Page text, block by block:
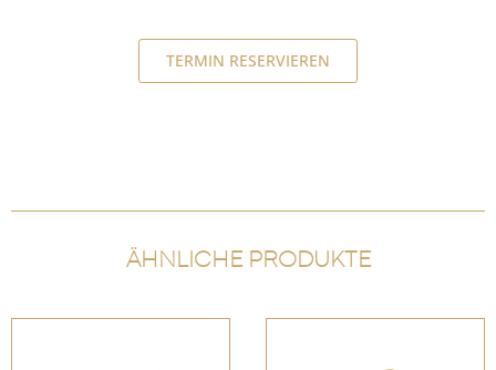
TERMIN RESERVIEREN
ÄHNLICHE PRODUKTE